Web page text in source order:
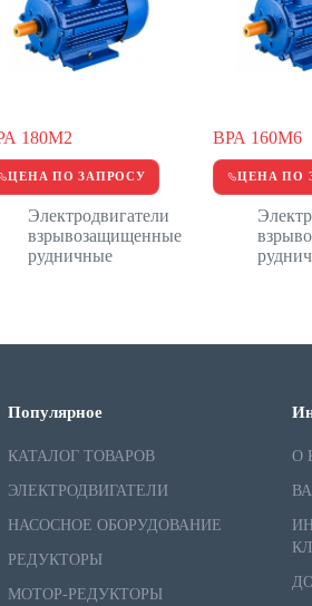
180M2
ЦЕНА ПО ЗАПРОСУ
Электродвигатели
взрывозащищенные
рудничные
ВРА 160M6
ЦЕНА ПО
Популярное
КАТАЛОГ ТОВАРОВ
ЭЛЕКТРОДВИГАТЕЛИ
НАСОСНОЕ ОБОРУДОВАНИЕ
РЕДУКТОРЫ
МОТОР-РЕДУКТОРЫ
О